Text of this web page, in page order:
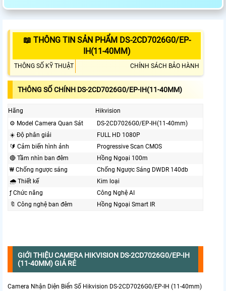
📖 THÔNG TIN SẢN PHẨM DS-2CD7026G0/EP-
IH(11-40MM)
THÔNG SỐ KỸ THUẬT CHÍNH SÁCH BẢO HÀNH
THÔNG SỐ CHÍNH DS-2CD7026G0/EP-IH(11-40MM)
Hãng
Hikvision
⚙ Model Camera Quan Sát
DS-2CD7026G0/EP-IH(11-40mm)
☀️ Độ phân giải
FULL HD 1080P
🔰 Cảm biến hình ảnh
Progressive Scan CMOS
🔴 Tầm nhìn ban đêm
Hồng Ngoại 100m
₩ Chống ngược sáng
Chống Ngược Sáng DWDR 140db
🌧️ Thiết kế
Kim loại
ƒ Chức năng
Công Nghệ AI
🔖 Công nghệ ban đêm
Hồng Ngoại Smart IR
GIỚI THIỆU CAMERA HIKVISION DS-2CD7026G0/EP-IH
(11-40MM) GIÁ RẺ
Camera Nhận Diện Biển Số Hikvision DS-2CD7026G0/EP-IH (11-40mm)